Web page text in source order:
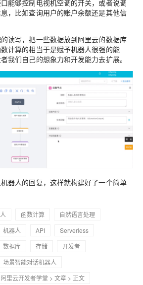
能够控制电视机空调的开关，或者说调
，比如查询用户的账户余额还是其他信
读写，把一些数据放到阿里云的数据库
计算的相当于是赋予机器人很强的能
我们自己的想象力和开发能力去扩展。
器人的回复，这样就构建好了一个简单
函数计算
自然语言处理
机器人 API
Serverless
数据库 存储
开发者
场景智能对话机器人
阿里云开发者学堂 > 文章 > 正文